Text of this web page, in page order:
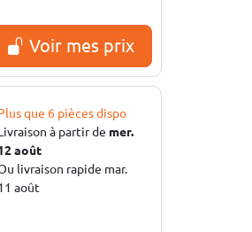
Voir mes prix
que 6 pièces dispo
à partir de mer.
août
livraison rapide mar.
août